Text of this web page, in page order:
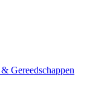
Gereedschappen